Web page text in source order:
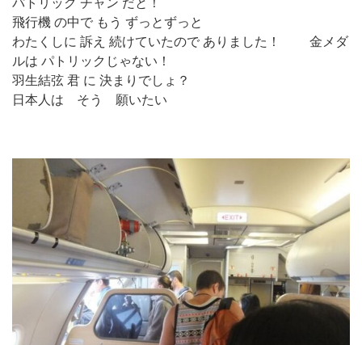
飛行機 の中で もう ずっとずっと
わたくしに 訴え 続けていたので ありました！ 金メダ
ルは パトリックじゃない！
羽生結弦 君 に 決まりでしょ？
日本人は そう 願いたい